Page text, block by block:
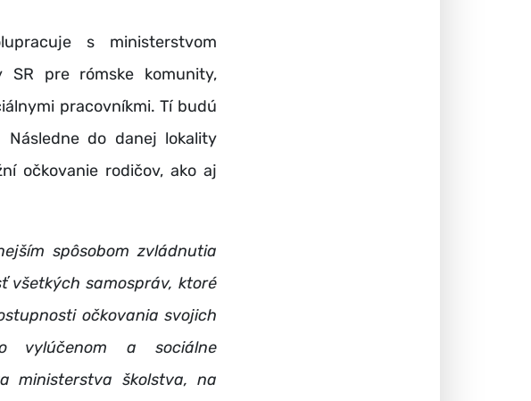
s ministerstvom
SR pre rómske komunity,
pracovníkmi. Tí budú
do danej lokality
očkovanie rodičov, ako aj
spôsobom zvládnutia
všetkých samospráv, ktoré
očkovania svojich
vylúčenom a sociálne
ministerstva školstva, na